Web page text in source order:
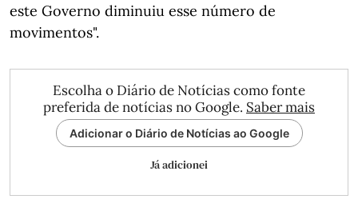
este Governo diminuiu esse número de
movimentos".
Escolha o Diário de Notícias como fonte
preferida de notícias no Google. Saber mais
Adicionar o Diário de Notícias ao Google
Já adicionei